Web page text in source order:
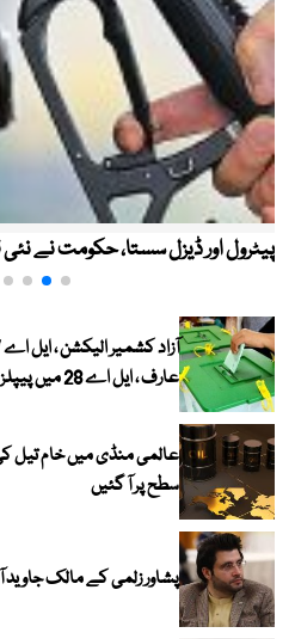
پیٹرول اور ڈیزل سستا، حکومت نے نئی
عارف ، ایل اے 28 میں پیپلز پارٹی کے بازل نقوی کامیاب
عالمی منڈی میں خام تیل
سطح پر آ گئیں
پشاور زلمی کے مالک جاوید